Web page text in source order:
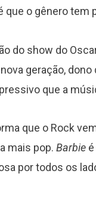
que o gênero
do show do
geração,
que a
que o Rock
mais pop. Barbie
por todos os